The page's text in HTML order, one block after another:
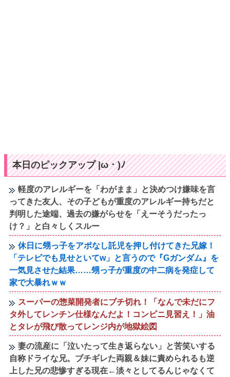
本日のピックアップ |ω・)ﾉ
軽度のアレルギーを「わがまま」と決めつけ嫌味を言
ってきた友人、その子どもが重度のアレルギー持ちだと
判明した途端、過去の嫌がらせを「えーそうだったっ
け？」と白々しくスルー
休日に甥っ子をアポなし託児を押し付けてきた兄嫁！
「テレビでも見せといてw」と言うので『Gガンダム』を
一気見させた結果……甥っ子が重度の中二病を発症して
家で大暴れｗｗ
スーパーの惣菜開発者にブチ切れ！「なんで未だにフ
タ外してレンチン仕様なんだよ！コンビニ見習え！」油
とタレが飛び散ってレンジ内が地獄絵図
妻の流産に「泣いたって生き返らない」と苦笑いする
自称ドライな兄。ブチギレた両親＆妹に責められるも逆
上した兄の悲惨すぎる現在←淡々としてるんじゃなくて